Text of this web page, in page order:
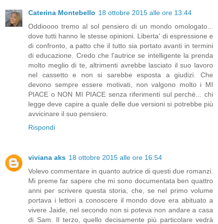
Caterina Montebello 18 ottobre 2015 alle ore 13:44
Oddioooo tremo al sol pensiero di un mondo omologato...
dove tutti hanno le stesse opinioni. Liberta' di espressione e
di confronto, a patto che il tutto sia portato avanti in termini
di educazione. Credo che l'autrice se intelligente la prenda
molto meglio di te, altrimenti avrebbe lasciato il suo lavoro
nel cassetto e non si sarebbe esposta a giudizi. Che
devono sempre essere motivati, non valgono molto i MI
PIACE o NON MI PIACE senza riferimenti sul perchè... chi
legge deve capire a quale delle due versioni si potrebbe più
avvicinare il suo pensiero.
Rispondi
viviana aks 18 ottobre 2015 alle ore 16:54
Volevo commentare in quanto autrice di questi due romanzi.
Mi preme far sapere che mi sono documentata ben quattro
anni per scrivere questa storia, che, se nel primo volume
portava i lettori a conoscere il mondo dove era abituato a
vivere Jaide, nel secondo non si poteva non andare a casa
di Sam. Il terzo, quello decisamente più particolare vedrà